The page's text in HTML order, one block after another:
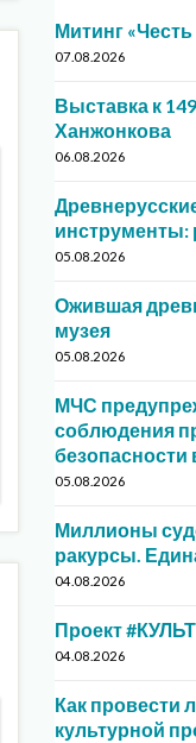
Митинг
07.08.2026
Выставка к
Ханжонкова
06.08.2026
инструменты:
05.08.2026
Ожившая
музея
05.08.2026
МЧС
соблюдения
безопасности
05.08.2026
Миллионы
ракурсы.
04.08.2026
Проект
04.08.2026
Как провести
культурной